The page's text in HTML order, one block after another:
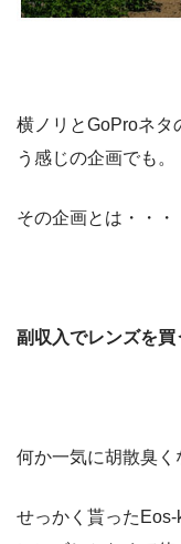
横ノリとGoProネタ
う感じの企画でも。
その企画とは・・・
副収入でレンズを買
何か一気に胡散臭く
せっかく貰った